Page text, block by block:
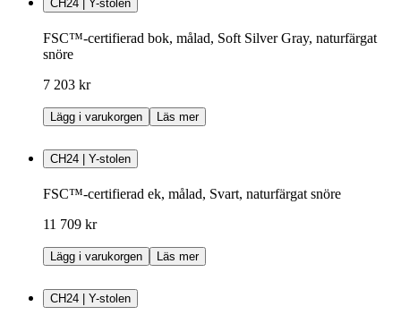
CH24 | Y-stolen
FSC™-certifierad bok, målad, Soft Silver Gray, naturfärgat
snöre
7 203 kr
Lägg i varukorgen Läs mer
CH24 | Y-stolen
FSC™-certifierad ek, målad, Svart, naturfärgat snöre
11 709 kr
Lägg i varukorgen Läs mer
CH24 | Y-stolen